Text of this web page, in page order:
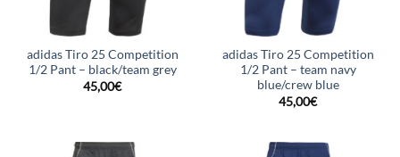
adidas Tiro 25 Competition
1/2 Pant – black/team grey
45,00€
adidas Tiro 25 Competition
1/2 Pant – team navy
blue/crew blue
45,00€